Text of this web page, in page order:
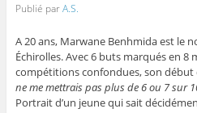
Publié parA.S.
A 20 ans, Marwane Benhmida est le
Échirolles. Avec 6 buts marqués en 8
compétitions confondues, son
ne me mettrais pas plus de 6 ou 7 sur
Portrait d’un jeune qui sait